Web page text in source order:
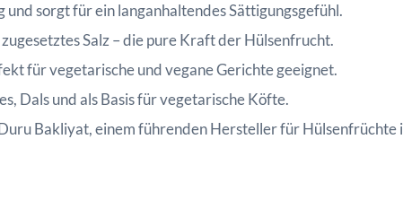
sorgt für ein langanhaltendes Sättigungsgefühl.
Salz – die pure Kraft der Hülsenfrucht.
für vegetarische und vegane Gerichte geeignet.
Dals und als Basis für vegetarische Köfte.
Bakliyat, einem führenden Hersteller für Hülsenfrüchte